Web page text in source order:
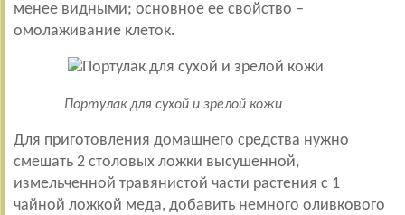
менее видными; основное ее свойство –
омолаживание клеток.
Портулак для сухой и зрелой кожи
Для приготовления домашнего средства нужно
смешать 2 столовых ложки высушенной,
измельченной травянистой части растения с 1
чайной ложкой меда, добавить немного оливкового